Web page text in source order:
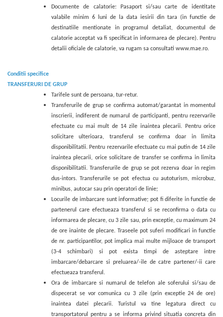
Documente de calatorie: Pasaport si/sau carte de identitate
valabile minim 6 luni de la data iesirii din tara (in functie de
destinatiile mentionate in programul detaliat, documentul de
calatorie acceptat va fi specificat in informarea de plecare). Pentru
detalii oficiale de calatorie, va rugam sa consultati www.mae.ro.
Conditii specifice
TRANSFERURI DE GRUP
Tarifele sunt de persoana, tur-retur.
Transferurile de grup se confirma automat/garantat in momentul
inscrierii, indiferent de numarul de participanti, pentru rezervarile
efectuate cu mai mult de 14 zile inaintea plecarii. Pentru orice
solicitare ulterioara, transferul se confirma doar in limita
disponibilitatii. Pentru rezervarile efectuate cu mai putin de 14 zile
inaintea plecarii, orice solicitare de transfer se confirma in limita
disponibilitatii. Transferurile de grup se pot rezerva doar in regim
dus-intors. Transferurile se pot efectua cu autoturism, microbuz,
minibus, autocar sau prin operatori de linie;
Locurile de imbarcare sunt informative; pot fi diferite in functie de
partenerul care efectueaza transferul si se reconfirma o data cu
informarea de plecare, cu 3 zile sau, prin exceptie, cumaximum 24
de ore inainte de plecare. Traseele pot suferi modificari in functie
de nr. participantilor, pot implica mai multe mijloace de transport
(3-4 schimbari) si pot exista timpi de asteptare intre
imbarcare/debarcare si preluarea/-ile de catre partener/-ii care
efectueaza transferul.
Ora de imbarcare si numarul de telefon ale soferului si/sau de
dispecerat se vor comunica cu 3 zile (prin exceptie 24 de ore)
inaintea datei plecarii. Turistul va tine legatura direct cu
transportatorul pentru a se informa privind situatia concreta din